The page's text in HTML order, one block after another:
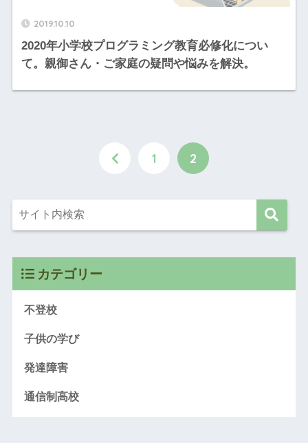
2019.10.10
2020年小学校プログラミング教育必修化につい
て。親御さん・ご家庭の疑問や悩みを解決。
1 2
カテゴリー
不登校
子供の学び
発達障害
通信制高校